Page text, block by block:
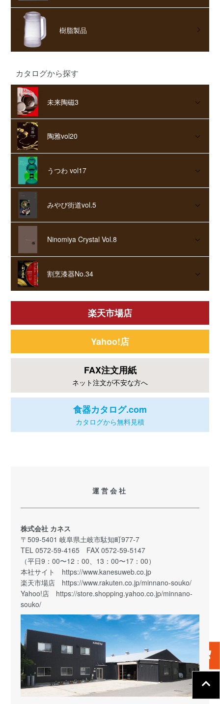
樹脂製品
カタログから探す
未来陶磁3
陶雅vol20
うつわ vol17
みやび街道vol.5
Ninomiya Crystal Vol.8
割烹漆器No.34
楽天市場店
Yahoo!店
FAX注文用紙
ネット注文が不安な方へ
食器カタログ.com
カタログから無料見積
運営会社
株式会社 カネス
〒509-5401 岐阜県土岐市駄知町977-7
TEL 0572-59-4165 FAX 0572-59-5147
（平日9：00〜12：00、13：00〜17：00）
本社サイト https://www.kanesuweb.co.jp
楽天市場店 https://www.rakuten.co.jp/minnano-souko/
Yahoo!店 https://store.shopping.yahoo.co.jp/minnano-
souko/